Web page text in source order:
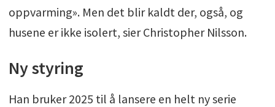
oppvarming». Men det blir kaldt der, også, og
husene er ikke isolert, sier Christopher Nilsson.
Ny styring
Han bruker 2025 til å lansere en helt ny serie